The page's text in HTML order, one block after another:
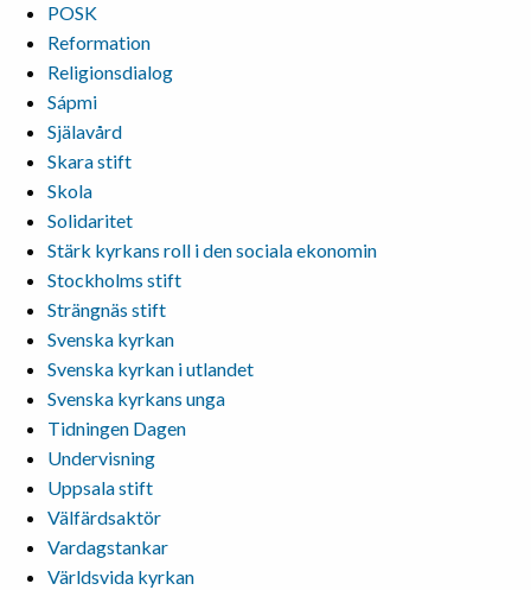
POSK
Reformation
Religionsdialog
Sápmi
Själavård
Skara stift
Skola
Solidaritet
Stärk kyrkans roll i den sociala ekonomin
Stockholms stift
Strängnäs stift
Svenska kyrkan
Svenska kyrkan i utlandet
Svenska kyrkans unga
Tidningen Dagen
Undervisning
Uppsala stift
Välfärdsaktör
Vardagstankar
Världsvida kyrkan